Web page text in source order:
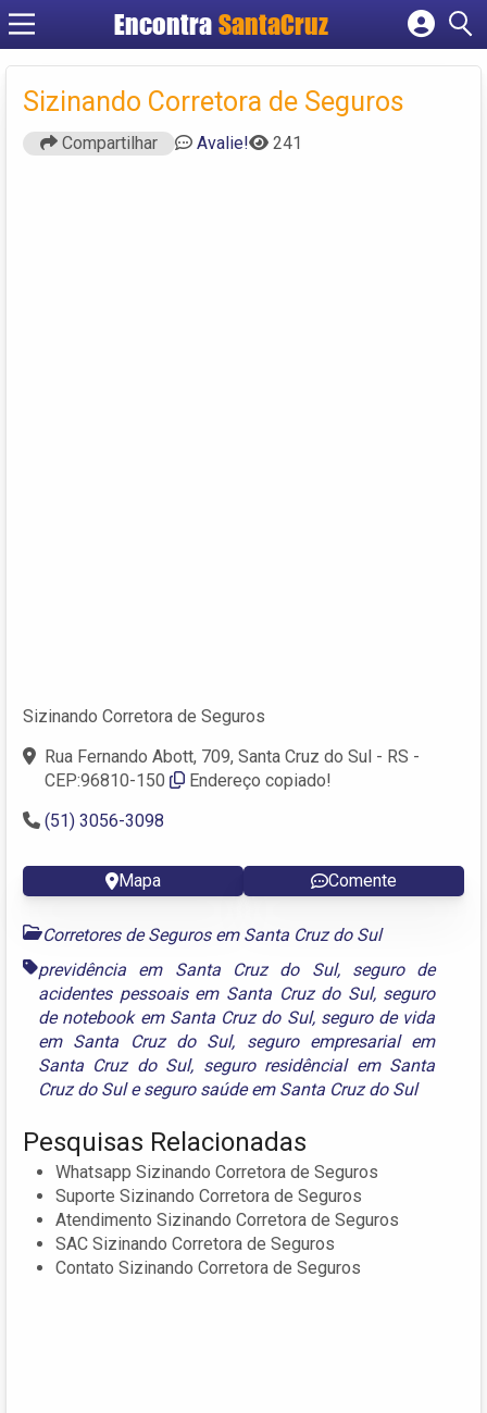
Encontra
Cadastrar empresa
Criar conta
Sizinando Corretora de Seguros
Compartilhar Avalie! 241
Sizinando Corretora de Seguros
Rua Fernando Abott, 709, Santa Cruz do Sul - RS -
CEP:96810-150
Endereço copiado!
(51) 3056-3098
Mapa Comente
Corretores de Seguros em Santa Cruz do Sul
previdência em Santa Cruz do Sul, seguro de
acidentes pessoais em Santa Cruz do Sul, seguro
de notebook em Santa Cruz do Sul, seguro de vida
em Santa Cruz do Sul, seguro empresarial em
Santa Cruz do Sul, seguro residêncial em Santa
Cruz do Suleseguro saúde em Santa Cruz do Sul
Pesquisas Relacionadas
Whatsapp Sizinando Corretora de Seguros
Suporte Sizinando Corretora de Seguros
Atendimento Sizinando Corretora de Seguros
SAC Sizinando Corretora de Seguros
Contato Sizinando Corretora de Seguros